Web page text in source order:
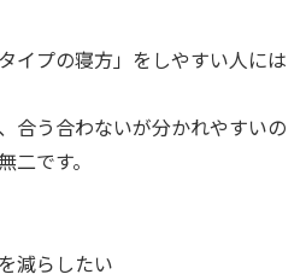
イプの寝方」をしやすい人には
合う合わないが分かれやすいの
です。
減らしたい